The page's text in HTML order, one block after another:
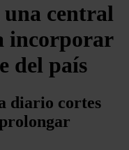
una central
incorporar
del país
diario cortes